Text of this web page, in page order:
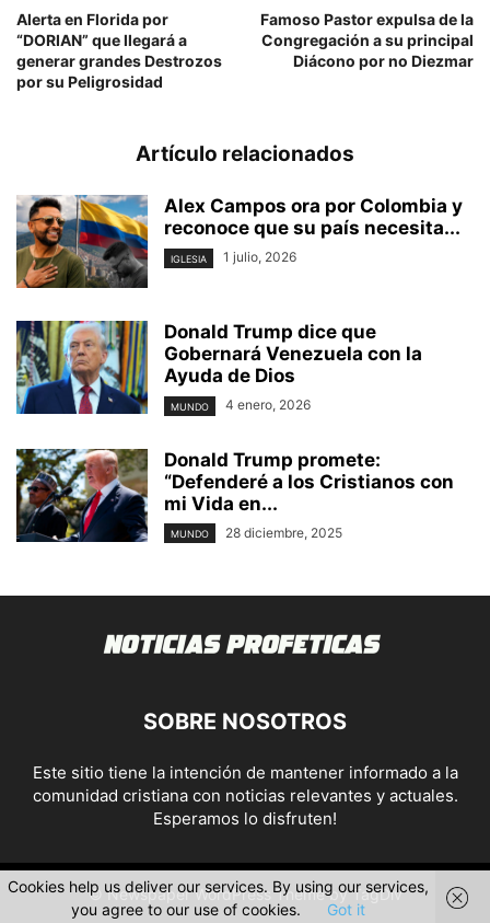
Alerta en Florida por
“DORIAN” que llegará a
generar grandes Destrozos
por su Peligrosidad
Famoso Pastor expulsa de la
Congregación a su principal
Diácono por no Diezmar
Artículo relacionados
Alex Campos ora por Colombia y
reconoce que su país necesita...
IGLESIA 1 julio, 2026
Donald Trump dice que
Gobernará Venezuela con la
Ayuda de Dios
MUNDO 4 enero, 2026
Donald Trump promete:
“Defenderé a los Cristianos con
mi Vida en...
MUNDO 28 diciembre, 2025
SOBRE NOSOTROS
Este sitio tiene la intención de mantener informado a la
comunidad cristiana con noticias relevantes y actuales.
Esperamos lo disfruten!
© Newspaper WordPress Theme by TagDiv
Cookies help us deliver our services. By using our services,
you agree to our use of cookies.
Got it